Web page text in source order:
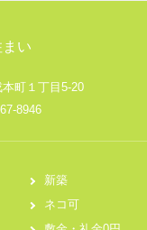
い
町１丁目5-20
8946
新築
ネコ可